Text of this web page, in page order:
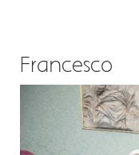
Francesco